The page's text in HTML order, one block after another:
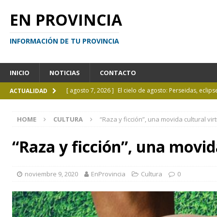
EN PROVINCIA
INFORMACIÓN DE TU PROVINCIA
INICIO NOTICIAS CONTACTO
ACTUALIDAD [ agosto 7, 2026 ] El cielo de agosto: Perseidas,
[ agosto 6, 2026 ] Calendario de eventos turísticos en
[ agosto 6, 2026 ]
La UCALP incorpora la
Inhabilitado por realizar
HOME CULTURA “Raza y ficción”, una movida cultural
“Raza y ficción”, una
noviembre 9, 2020 EnProvincia Cultura 0